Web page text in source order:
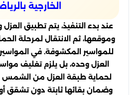
الخارجية
عند بدء التنفيذ، يتم تطبيق
وموقعها، ثم الانتقال لمرحلة
للمواسير المكشوفة. في المواسير
العزل وحده، بل يلزم تغليف
لحماية طبقة العزل من الشمس
وضمان بقائها ثابتة دون تشقق